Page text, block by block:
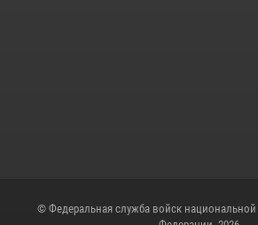
© Федеральная служба войск